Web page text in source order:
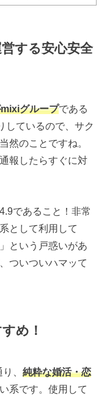
する安心安全
グループである
しているので、サク
然のことですね。
報したらすぐに対
であること！非常
として利用して
という戸惑いがあ
ついついハマッて
め！
り、純粋な婚活・恋
系です。使用して